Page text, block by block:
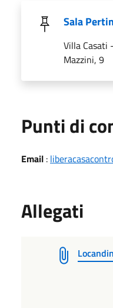
Sala
Villa Casati
Mazzini, 9
Punti di
Email :
Allegati